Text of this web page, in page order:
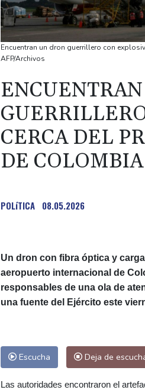
Encuentran un dron guerrillero con
AFP/Archivos
CERCA DEL
DE COLOMBIA
POLíTICA 08.05.2026
Un dron con fibra óptica y
aeropuerto internacional de
responsables de una ola de
una fuente del Ejército este
Escucha Deja de
Las autoridades encontraron el